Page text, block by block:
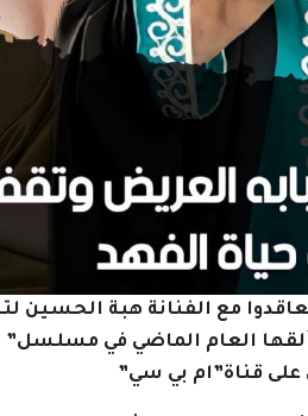
مع الفنانة هبة الحسين
تألقها العام الماضي في مسلسل”
قناة”ام بي سي”